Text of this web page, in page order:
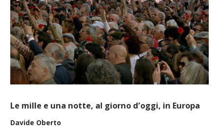
Le mille e una notte, al giorno d’oggi, in Europa
Davide Oberto